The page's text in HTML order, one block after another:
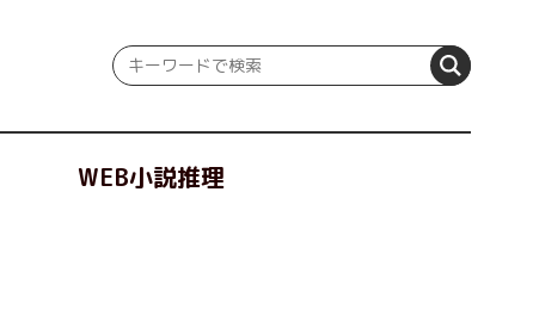
WEB小説推理